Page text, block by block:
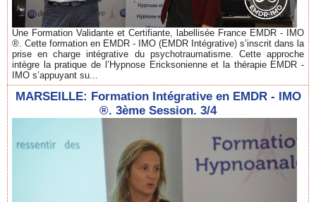
Une Formation Validante et Certifiante, labellisée France EMDR - IMO
®. Cette formation en EMDR - IMO (EMDR Intégrative) s’inscrit dans la
prise en charge intégrative du psychotraumatisme. Cette approche
intègre la pratique de l’Hypnose Ericksonienne et la thérapie EMDR -
IMO s’appuyant su...
MARSEILLE: Formation Intégrative en EMDR - IMO
®. 3ème Session. 3/4